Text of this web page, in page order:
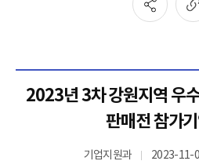
2023년 3차 강원지역 우
판매전 참가
기업지원과 2023-11-